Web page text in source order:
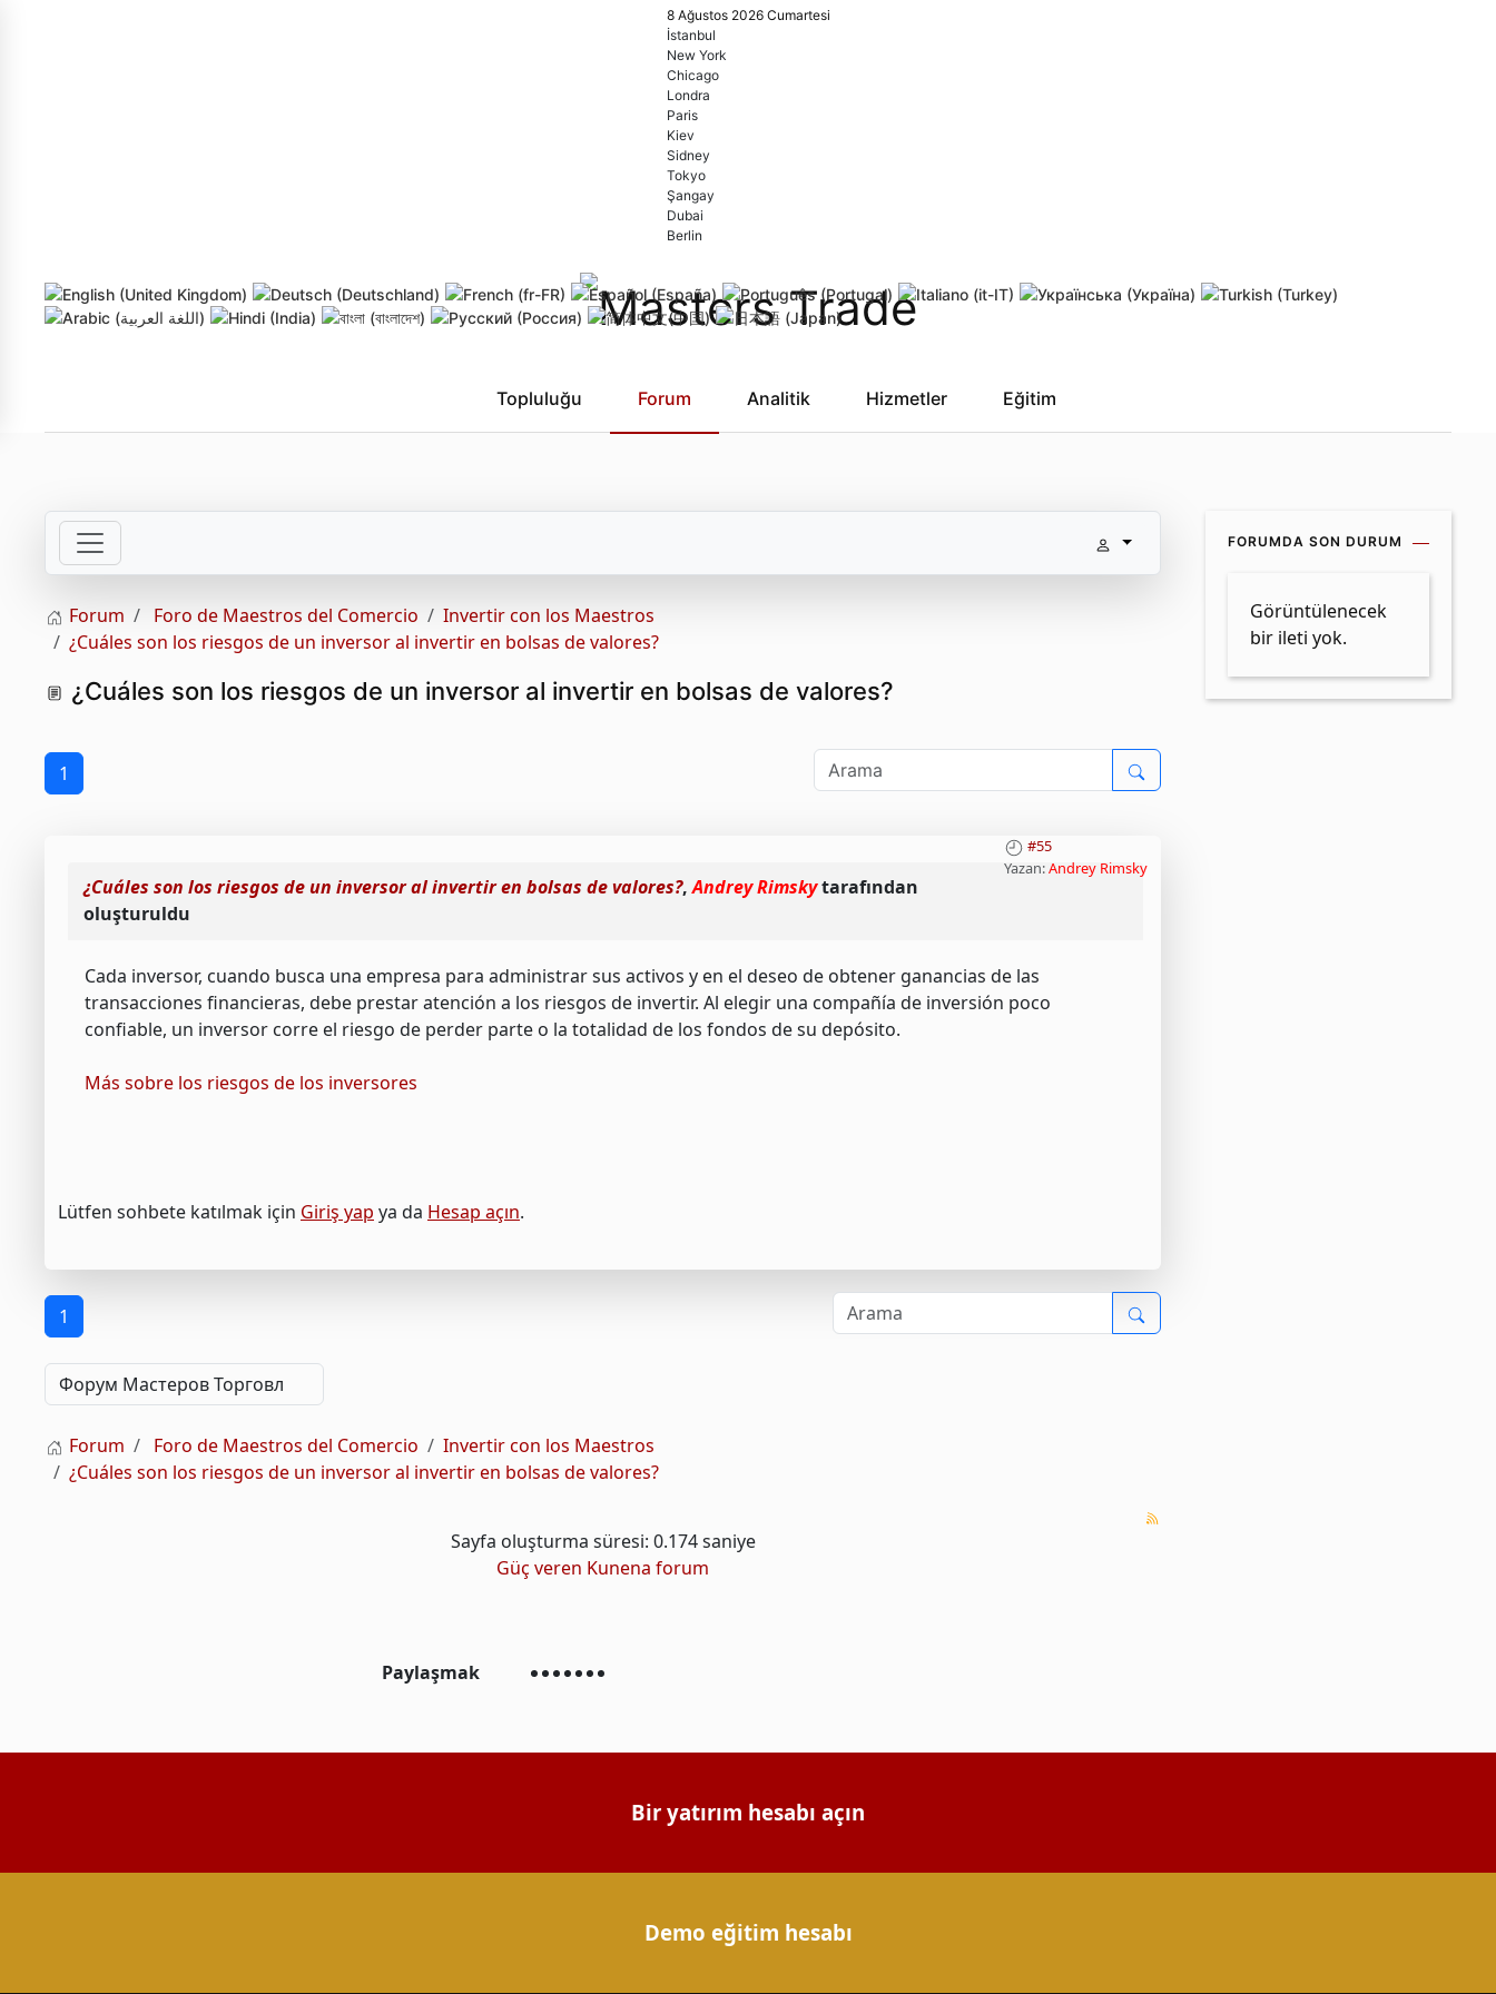
8 Ağustos 2026 Cumartesi
İstanbul
New York
Chicago
Londra
Paris
Kiev
Sidney
Tokyo
Şangay
Dubai
Berlin
Oturum Açın
gönder
Topluluğu Forum Analitik Hizmetler Eğitim
Forum Foro de Maestros del Comercio
Invertir con los Maestros
¿Cuáles son los riesgos de un inversor al invertir en bolsas de valores?
¿Cuáles son los riesgos de un inversor al invertir en bolsas de valores?
1
#55
Yazan:Andrey Rimsky
¿Cuáles son los riesgos de un inversor al invertir en bolsas de valores?,Andrey Rimskytarafından
oluşturuldu
Cada inversor, cuando busca una empresa para administrar sus activos y en el deseo de obtener ganancias de las
transacciones financieras, debe prestar atención a los riesgos de invertir. Al elegir una compañía de inversión poco
confiable, un inversor corre el riesgo de perder parte o la totalidad de los fondos de su depósito.
Más sobre los riesgos de los inversores
Lütfen sohbete katılmak için Giriş yap ya da Hesap açın.
1
Forum Foro de Maestros del Comercio
Invertir con los Maestros
¿Cuáles son los riesgos de un inversor al invertir en bolsas de valores?
Sayfa oluşturma süresi: 0.174 saniye
Güç veren Kunena forum
FORUMDA SON DURUM
Görüntülenecek
bir ileti yok.
Paylaşmak
Bir yatırım hesabı açın
Demo eğitim hesabı